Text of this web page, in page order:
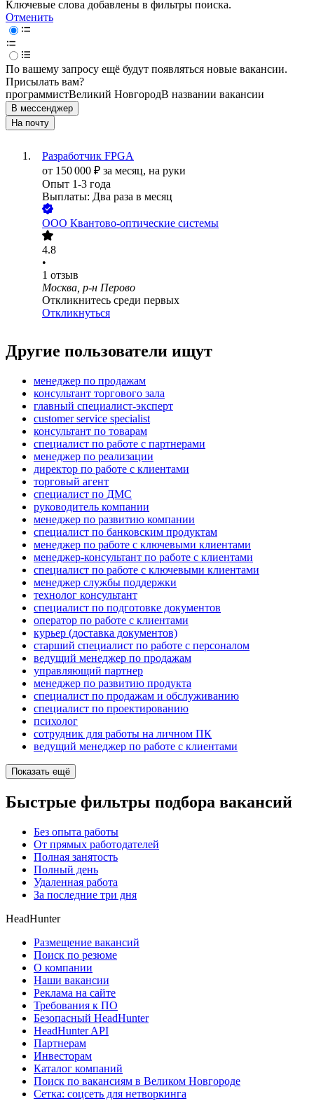
Ключевые слова добавлены в фильтры поиска.
Отменить
По вашему запросу ещё будут появляться новые вакансии.
Присылать вам?
программистВеликий НовгородВ названии вакансии
В мессенджер
На почту
Разработчик FPGA
от 150 000 ₽ за месяц, на руки
Опыт 1-3 года
Выплаты: Два раза в месяц
ООО Квантово-оптические системы
4.8
•
1 отзыв
Москва, р-н Перово
Откликнитесь среди первых
Откликнуться
Другие пользователи ищут
менеджер по продажам
консультант торгового зала
главный специалист-эксперт
customer service specialist
консультант по товарам
специалист по работе с партнерами
менеджер по реализации
директор по работе с клиентами
торговый агент
специалист по ДМС
руководитель компании
менеджер по развитию компании
специалист по банковским продуктам
менеджер по работе с ключевыми клиентами
менеджер-консультант по работе с клиентами
специалист по работе с ключевыми клиентами
менеджер службы поддержки
технолог консультант
специалист по подготовке документов
оператор по работе с клиентами
курьер (доставка документов)
старший специалист по работе с персоналом
ведущий менеджер по продажам
управляющий партнер
менеджер по развитию продукта
специалист по продажам и обслуживанию
специалист по проектированию
психолог
сотрудник для работы на личном ПК
ведущий менеджер по работе с клиентами
Показать ещё
Быстрые фильтры подбора вакансий
Без опыта работы
От прямых работодателей
Полная занятость
Полный день
Удаленная работа
За последние три дня
HeadHunter
Размещение вакансий
Поиск по резюме
О компании
Наши вакансии
Реклама на сайте
Требования к ПО
Безопасный HeadHunter
HeadHunter API
Партнерам
Инвесторам
Каталог компаний
Поиск по вакансиям в Великом Новгороде
Сетка: соцсеть для нетворкинга